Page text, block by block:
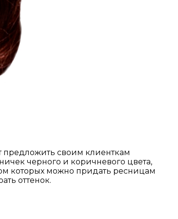
своим клиенткам
черного и коричневого цвета,
которых можно придать ресницам
оттенок.